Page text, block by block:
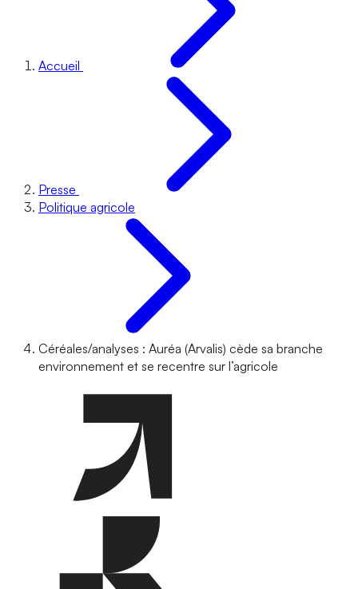
Accueil
Presse
Politique agricole
Céréales/analyses : Auréa (Arvalis) cède sa branche
environnement et se recentre sur l’agricole